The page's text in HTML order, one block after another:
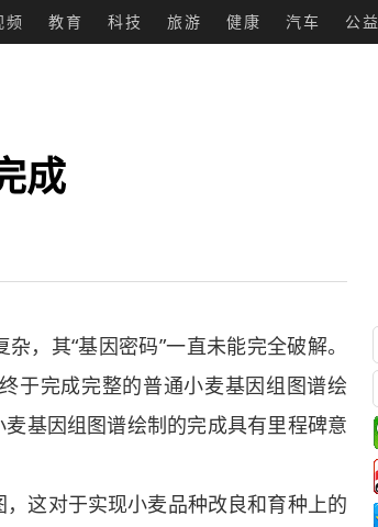
频 教育 科技 旅游 健康 汽车 公益
成
其“基因密码”一直未能完全破解。
于完成完整的普通小麦基因组图谱绘
基因组图谱绘制的完成具有里程碑意
这对于实现小麦品种改良和育种上的